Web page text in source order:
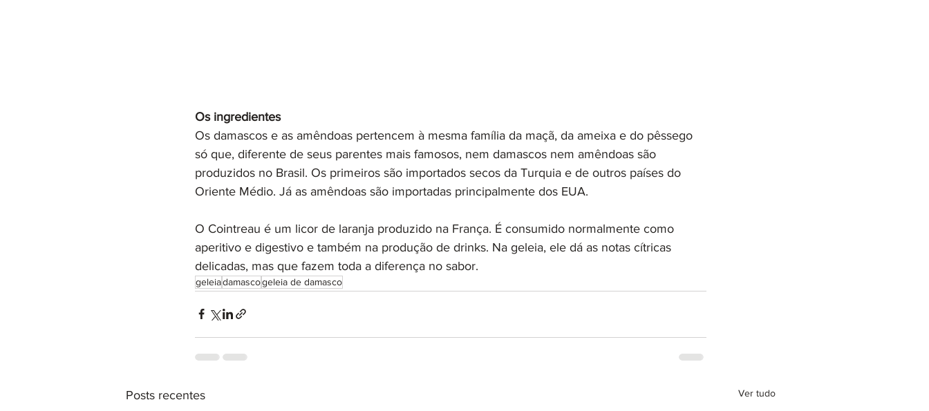
Os ingredientes
Os damascos e as amêndoas pertencem à mesma família da maçã, da ameixa e do pêssego
só que, diferente de seus parentes mais famosos, nem damascos nem amêndoas são
produzidos no Brasil. Os primeiros são importados secos da Turquia e de outros países do
Oriente Médio. Já as amêndoas são importadas principalmente dos EUA.
O Cointreau é um licor de laranja produzido na França. É consumido normalmente como
aperitivo e digestivo e também na produção de drinks. Na geleia, ele dá as notas cítricas
delicadas, mas que fazem toda a diferença no sabor.
geleiadamascogeleia de damasco
Posts recentes Ver tudo